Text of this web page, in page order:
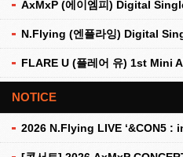
AxMxP (에이엠피) Digital
N.Flying (엔플라잉) Digital
NOTICE